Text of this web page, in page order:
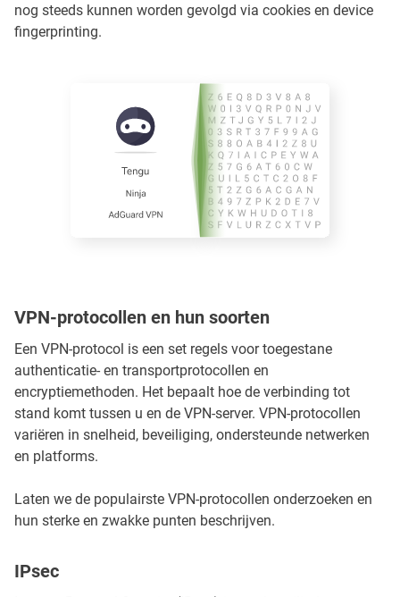
nog steeds kunnen worden gevolgd via cookies en device
fingerprinting.
VPN-protocollen en hun soorten
Een VPN-protocol is een set regels voor toegestane
authenticatie- en transportprotocollen en
encryptiemethoden. Het bepaalt hoe de verbinding tot
stand komt tussen u en de VPN-server. VPN-protocollen
variëren in snelheid, beveiliging, ondersteunde netwerken
en platforms.
Laten we de populairste VPN-protocollen onderzoeken en
hun sterke en zwakke punten beschrijven.
IPsec